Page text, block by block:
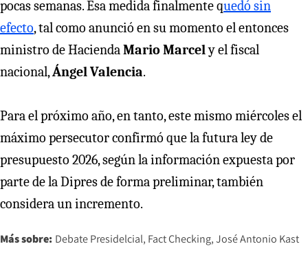
pocas semanas. Esa medida finalmente quedó sin
efecto, tal como anunció en su momento el entonces
ministro de HaciendaMario Marcely el fiscal
nacional,Ángel Valencia.
Para el próximo año, en tanto, este mismo miércoles el
máximo persecutor confirmó que la futura ley de
presupuesto 2026, según la información expuesta por
parte de la Dipres de forma preliminar, también
considera un incremento.
Más sobre: Debate Presidelcial Fact Checking José Antonio Kast